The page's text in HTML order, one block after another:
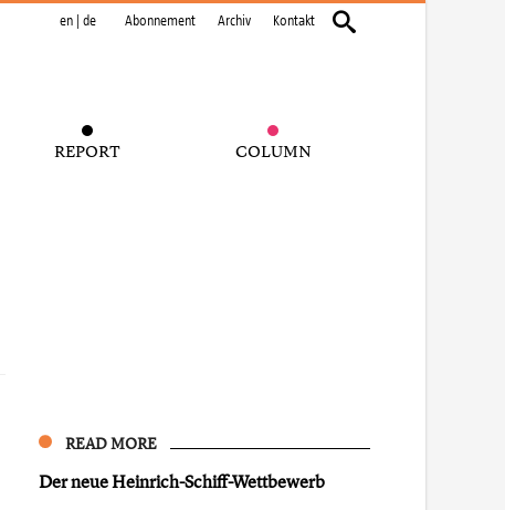
en de Abonnement Archiv Kontakt
REPORT COLUMN
READ MORE
Der neue Heinrich-Schiff-Wettbewerb